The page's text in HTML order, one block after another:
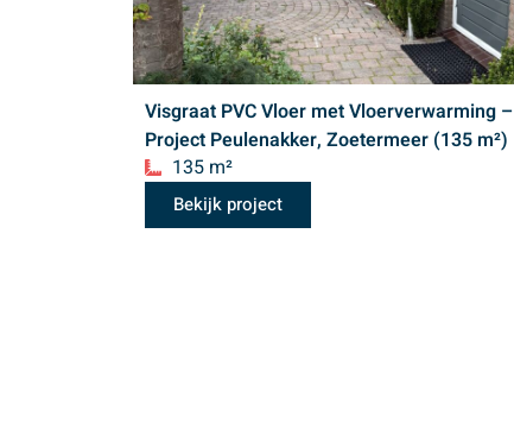
Visgraat PVC Vloer met Vloerverwarming –
Project Peulenakker, Zoetermeer (135 m²)
135 m²
Bekijk project